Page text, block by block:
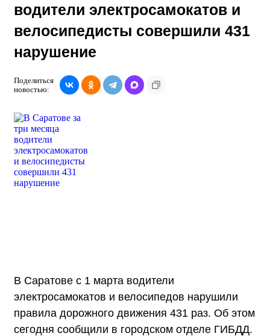
водители электросамокатов и
велосипедисты совершили 431
нарушение
Поделиться
новостью:
В Саратове с 1 марта водители
электросамокатов и велосипедов нарушили
правила дорожного движения 431 раз. Об этом
сегодня сообщили в городском отделе ГИБДД.